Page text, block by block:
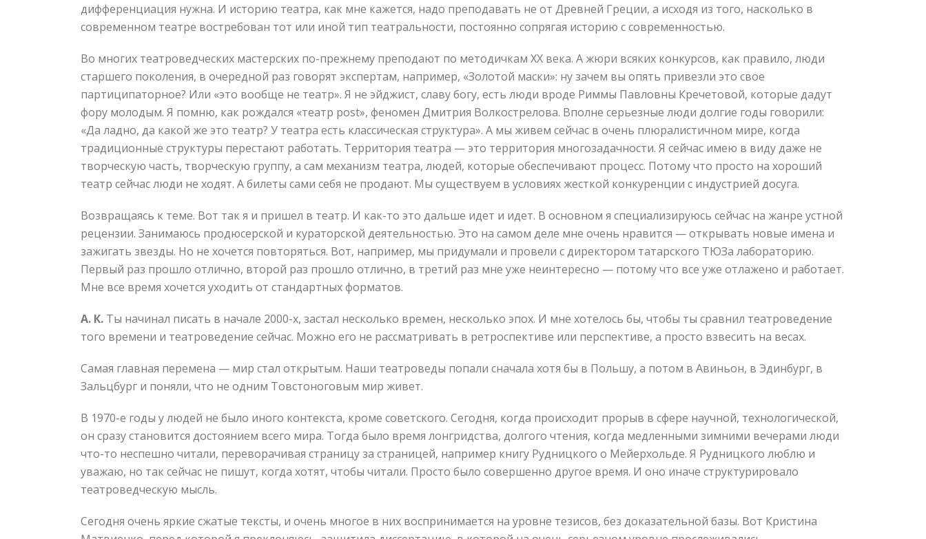
дифференциация нужна. И историю театра, как мне кажется, надо преподавать не от Древней Греции, а исходя из того, насколько в
современном театре востребован тот или иной тип театральности, постоянно сопрягая историю с современностью.
Во многих театроведческих мастерских по-прежнему преподают по методичкам XX века. А жюри всяких конкурсов, как правило, люди
старшего поколения, в очередной раз говорят экспертам, например, «Золотой маски»: ну зачем вы опять привезли это свое
партиципаторное? Или «это вообще не театр». Я не эйджист, славу богу, есть люди вроде Риммы Павловны Кречетовой, которые дадут
фору молодым. Я помню, как рождался «театр post», феномен Дмитрия Волкострелова. Вполне серьезные люди долгие годы говорили:
«Да ладно, да какой же это театр? У театра есть классическая структура». А мы живем сейчас в очень плюралистичном мире, когда
традиционные структуры перестают работать. Территория театра — это территория многозадачности. Я сейчас имею в виду даже не
творческую часть, творческую группу, а сам механизм театра, людей, которые обеспечивают процесс. Потому что просто на хороший
театр сейчас люди не ходят. А билеты сами себя не продают. Мы существуем в условиях жесткой конкуренции с индустрией досуга.
Возвращаясь к теме. Вот так я и пришел в театр. И как-то это дальше идет и идет. В основном я специализируюсь сейчас на жанре устной
рецензии. Занимаюсь продюсерской и кураторской деятельностью. Это на самом деле мне очень нравится — открывать новые имена и
зажигать звезды. Но не хочется повторяться. Вот, например, мы придумали и провели с директором татарского ТЮЗа лабораторию.
Первый раз прошло отлично, второй раз прошло отлично, в третий раз мне уже неинтересно — потому что все уже отлажено и работает.
Мне все время хочется уходить от стандартных форматов.
А. К. Ты начинал писать в начале 2000-х, застал несколько времен, несколько эпох. И мне хотелось бы, чтобы ты сравнил театроведение
того времени и театроведение сейчас. Можно его не рассматривать в ретроспективе или перспективе, а просто взвесить на весах.
Самая главная перемена — мир стал открытым. Наши театроведы попали сначала хотя бы в Польшу, а потом в Авиньон, в Эдинбург, в
Зальцбург и поняли, что не одним Товстоноговым мир живет.
В 1970-е годы у людей не было иного контекста, кроме советского. Сегодня, когда происходит прорыв в сфере научной, технологической,
он сразу становится достоянием всего мира. Тогда было время лонгридства, долгого чтения, когда медленными зимними вечерами люди
что-то неспешно читали, переворачивая страницу за страницей, например книгу Рудницкого о Мейерхольде. Я Рудницкого люблю и
уважаю, но так сейчас не пишут, когда хотят, чтобы читали. Просто было совершенно другое время. И оно иначе структурировало
театроведческую мысль.
Сегодня очень яркие сжатые тексты, и очень многое в них воспринимается на уровне тезисов, без доказательной базы. Вот Кристина